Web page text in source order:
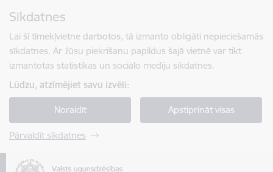
Sīkdatnes
Lai šī tīmekļvietne darbotos, tā izmanto obligāti nepieciešamās
sīkdatnes. Ar Jūsu piekrišanu papildus šajā vietnē var tikt
izmantotas statistikas un sociālo mediju sīkdatnes.
Lūdzu, atzīmējiet savu izvēli:
Noraidīt Apstiprināt visas
Pārvaldīt sīkdatnes